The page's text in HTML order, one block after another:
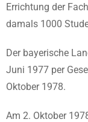
Errichtung der
damals 1000
Der bayerische
Juni 1977 per
Oktober 1978.
Am 2. Oktober